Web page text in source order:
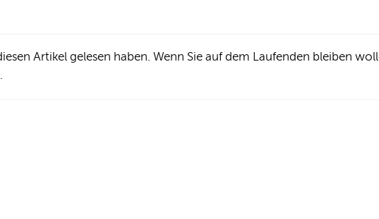
Artikel gelesen haben. Wenn Sie auf dem Laufenden bleiben
.